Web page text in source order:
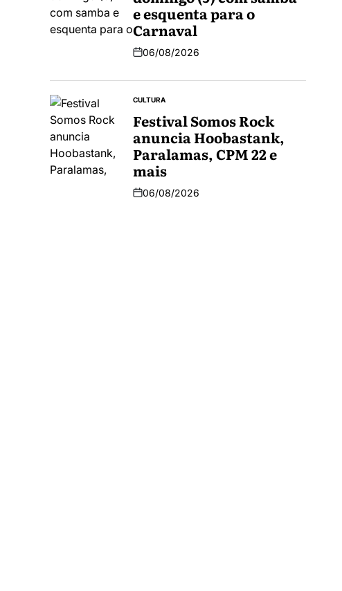
e esquenta para o
Carnaval
06/08/2026
CULTURA
Festival Somos Rock
anuncia Hoobastank,
Paralamas, CPM 22 e
mais
06/08/2026